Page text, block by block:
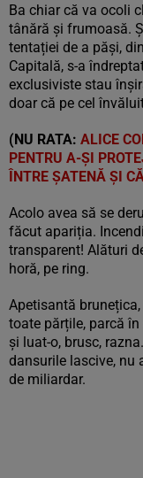
Ba chiar că va ocoli
tânără și frumoasă.
tentației de a păși,
Capitală, s-a
exclusiviste stau
doar că pe cel
(NU RATA: ALICE
PENTRU A-ȘI
ÎNTRE ȘATENĂ ȘI
Acolo avea să se
făcut apariția.
transparent! Alături
horă, pe ring.
Apetisantă
toate părțile, parcă
și luat-o, brusc,
dansurile lascive, nu
de miliardar.